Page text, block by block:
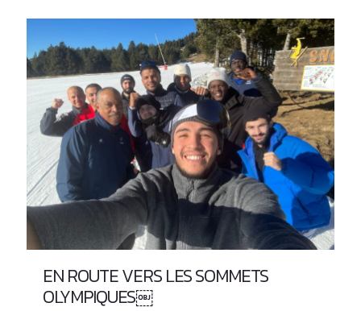
EN ROUTE VERS LES SOMMETS
OLYMPIQUES￼